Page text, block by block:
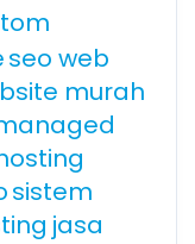
seo web
murah
sistem
jasa